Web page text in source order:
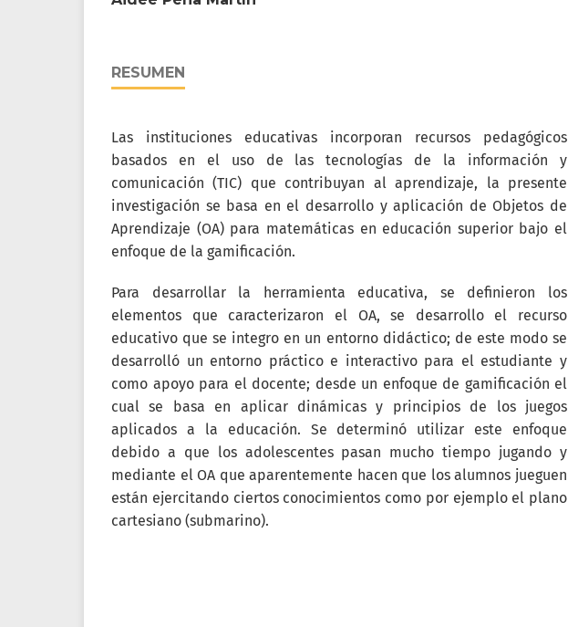
RESUMEN
Las instituciones educativas incorporan recursos pedagógicos
basados en el uso de las tecnologías de la información y
comunicación (TIC) que contribuyan al aprendizaje, la presente
investigación se basa en el desarrollo y aplicación de Objetos de
Aprendizaje (OA) para matemáticas en educación superior bajo el
enfoque de la gamificación.
Para desarrollar la herramienta educativa, se definieron los
elementos que caracterizaron el OA, se desarrollo el recurso
educativo que se integro en un entorno didáctico; de este modo se
desarrolló un entorno práctico e interactivo para el estudiante y
como apoyo para el docente; desde un enfoque de gamificación el
cual se basa en aplicar dinámicas y principios de los juegos
aplicados a la educación. Se determinó utilizar este enfoque
debido a que los adolescentes pasan mucho tiempo jugando y
mediante el OA que aparentemente hacen que los alumnos jueguen
están ejercitando ciertos conocimientos como por ejemplo el plano
cartesiano (submarino).